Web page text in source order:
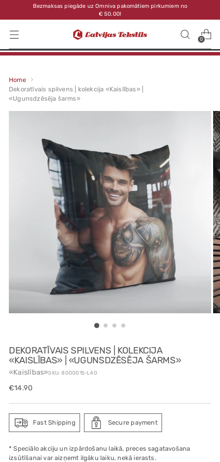
Bezmaksas piegāde uz Omniva pakomātiem pirkumiem no
€ 50.00!
0
Home
Dekoratīvais spilvens | kolekcija «Kaislības» |
«Ugunsdzēsēja šarms»
DEKORATĪVAIS SPILVENS | KOLEKCIJA
«KAISLĪBAS» | «UGUNSDZĒSĒJA ŠARMS»
«Kaislības»SKU: 8000015-L40
Regular
€14.90
Fast Shipping Secure payment
* Speciālo akciju un izpārdošanu laikā, preces sagatavošana
izsūtīšanai var aizņemt ilgāku laiku, nekā ierasts.